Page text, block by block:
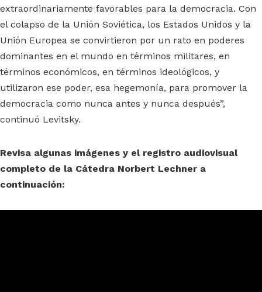
extraordinariamente favorables para la democracia. Con
el colapso de la Unión Soviética, los Estados Unidos y la
Unión Europea se convirtieron por un rato en poderes
dominantes en el mundo en términos militares, en
términos económicos, en términos ideológicos, y
utilizaron ese poder, esa hegemonía, para promover la
democracia como nunca antes y nunca después”,
continuó Levitsky.
Revisa algunas imágenes y el registro audiovisual
completo de la Cátedra Norbert Lechner a
continuación: